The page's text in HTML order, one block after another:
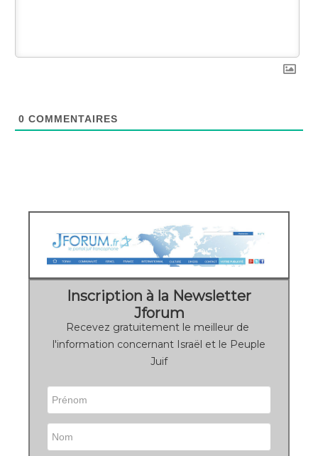
0 COMMENTAIRES
Inscription à la Newsletter
Jforum
Recevez gratuitement le meilleur de
l'information concernant Israël et le Peuple
Juif